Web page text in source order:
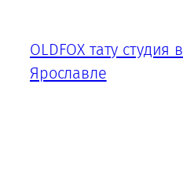
содержимому
OLDFOX тату студия в
Ярославле